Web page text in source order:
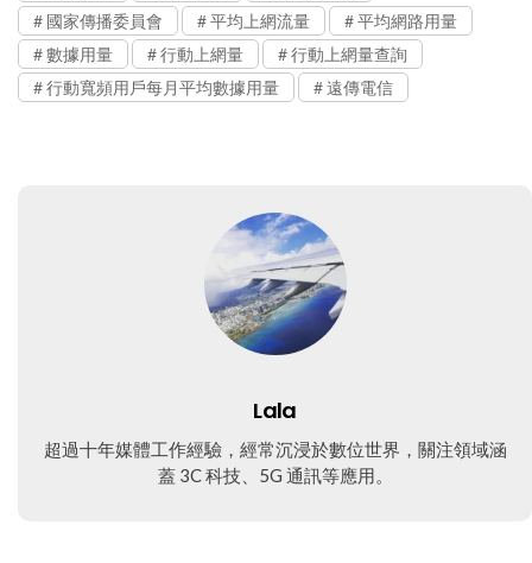
國家傳播委員會
平均上網流量
平均網路用量
數據用量
行動上網量
行動上網量查詢
行動寬頻用戶每月平均數據用量
遠傳電信
Lala
超過十年媒體工作經驗，經常沉浸於數位世界，關注領域涵
蓋 3C 科技、5G 通訊等應用。